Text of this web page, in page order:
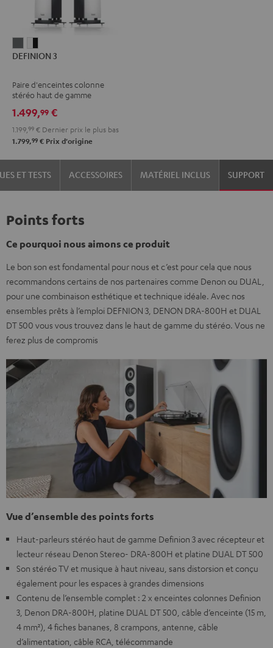
3
3
/
DEFINION 3
Paire d'enceintes colonne
stéréo haut de gamme
1.499,99 €
1.199, 99 € Dernier prix le plus bas
1.799,99 € Prix d'origine
ET TESTS ACCESSOIRES MATÉRIEL INCLUS SUPPORT
Points forts
Ce pourquoi nous aimons ce produit
Le bon son est fondamental pour nous et c’est pour cela que nous
recommandons certains de nos partenaires comme Denon ou DUAL,
pour une combinaison esthétique et technique idéale. Avec nos
ensembles prêts à l’emploi DEFNION 3, DENON DRA-800H et DUAL
DT 500 vous vous trouvez dans le haut de gamme du stéréo. Vous ne
ferez plus de compromis
Vue d’ensemble des points forts
Haut-parleurs stéréo haut de gamme Definion 3 avec récepteur et
lecteur réseau Denon Stereo- DRA-800H et platine DUAL DT 500
Son stéréo TV et musique à haut niveau, sans distorsion et conçu
également pour les espaces à grandes dimensions
Contenu de l’ensemble complet : 2 x enceintes colonnes Definion
3, Denon DRA-800H, platine DUAL DT 500, câble d’enceinte (15 m,
4 mm²), 4 fiches bananes, 8 crampons, antenne, câble
d’alimentation, câble RCA, télécommande